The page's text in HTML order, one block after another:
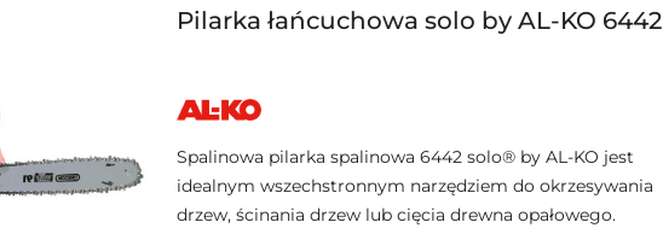
Pilarka łańcuchowa solo by AL-KO 6442
NAZWA
PRODUCENTA:
KO
Spalinowa pilarka spalinowa 6442 solo® by AL-KO jest
idealnym wszechstronnym narzędziem do okrzesywania
drzew, ścinania drzew lub cięcia drewna opałowego.